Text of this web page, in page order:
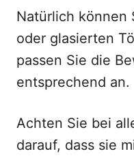
Natürlich können
oder glasierten
passen Sie die
entsprechend an.
Achten Sie bei
darauf, dass sie